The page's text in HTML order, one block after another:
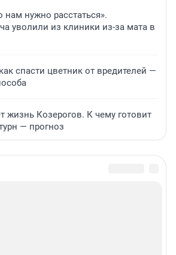
нам нужно расстаться».
уволили из клиники из-за мата в
спасти цветник от вредителей —
жизнь Козерогов. К чему готовит
— прогноз